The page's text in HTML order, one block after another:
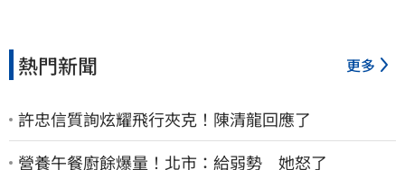
熱門新聞 更多
許忠信質詢炫耀飛行夾克！陳清龍回應了
營養午餐廚餘爆量！北市：給弱勢 她怒了